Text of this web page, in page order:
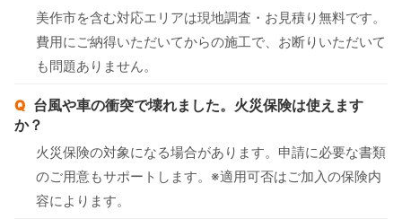
美作市を含む対応エリアは現地調査・お見積り無料です。
費用にご納得いただいてからの施工で、お断りいただいて
も問題ありません。
台風や車の衝突で壊れました。火災保険は使えます
か？
火災保険の対象になる場合があります。申請に必要な書類
のご用意もサポートします。※適用可否はご加入の保険内
容によります。